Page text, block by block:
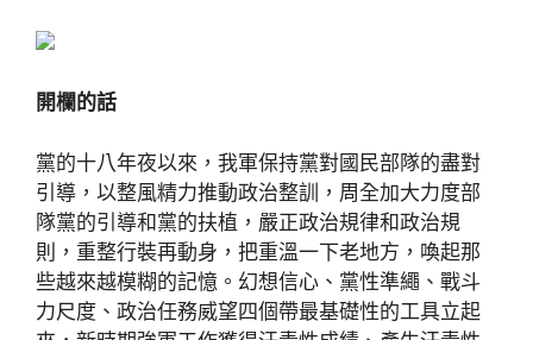
開欄的話
黨的十八年夜以來，我軍保持黨對國民部隊的盡對
引導，以整風精力推動政治整訓，周全加大力度部
隊黨的引導和黨的扶植，嚴正政治規律和政治規
則，重整行裝再動身，把重溫一下老地方，喚起那
些越來越模糊的記憶。幻想信心、黨性準繩、戰斗
力尺度、政治任務威望四個帶最基礎性的工具立起